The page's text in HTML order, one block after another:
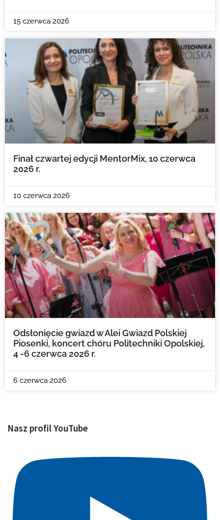
15 czerwca 2026
Finał czwartej edycji MentorMix, 10 czerwca
2026 r.
10 czerwca 2026
Odsłonięcie gwiazd w Alei Gwiazd Polskiej
Piosenki, koncert chóru Politechniki Opolskiej,
4 -6 czerwca 2026 r.
6 czerwca 2026
Nasz profil YouTube